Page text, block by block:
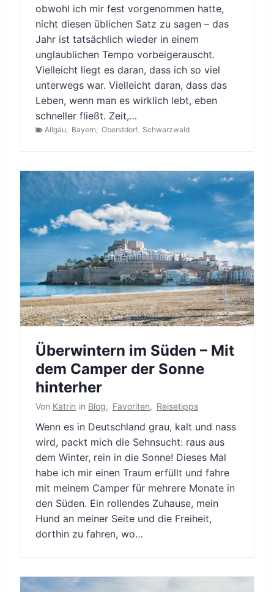
obwohl ich mir fest vorgenommen hatte,
nicht diesen üblichen Satz zu sagen – das
Jahr ist tatsächlich wieder in einem
unglaublichen Tempo vorbeigerauscht.
Vielleicht liegt es daran, dass ich so viel
unterwegs war. Vielleicht daran, dass das
Leben, wenn man es wirklich lebt, eben
schneller fließt. Zeit,…
Allgäu Bayern Oberstdorf, Schwarzwald
Überwintern im Süden – Mit
dem Camper der Sonne
hinterher
Von Katrin in Blog, Favoriten, Reisetipps
Wenn es in Deutschland grau, kalt und nass
wird, packt mich die Sehnsucht: raus aus
dem Winter, rein in die Sonne! Dieses Mal
habe ich mir einen Traum erfüllt und fahre
mit meinem Camper für mehrere Monate in
den Süden. Ein rollendes Zuhause, mein
Hund an meiner Seite und die Freiheit,
dorthin zu fahren, wo…